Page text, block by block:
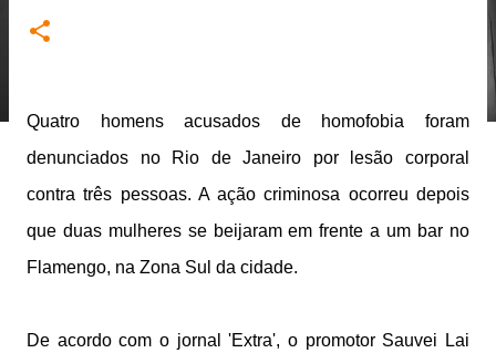
Quatro homens acusados de homofobia foram
denunciados no Rio de Janeiro por lesão corporal
contra três pessoas. A ação criminosa ocorreu depois
que duas mulheres se beijaram em frente a um bar no
Flamengo, na Zona Sul da cidade.
De acordo com o jornal 'Extra', o promotor Sauvei Lai